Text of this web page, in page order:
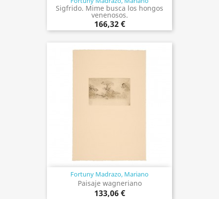
Sigfrido. Mime busca los hongos
venenosos.
166,32 €
Fortuny Madrazo, Mariano
Paisaje wagneriano
133,06 €